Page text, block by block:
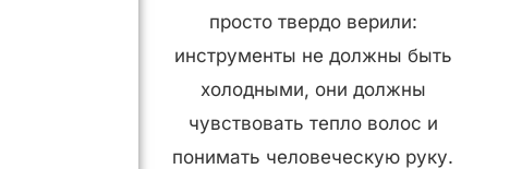
просто твердо верили:
инструменты не должны быть
холодными, они должны
чувствовать тепло волос и
понимать человеческую руку.